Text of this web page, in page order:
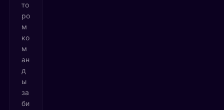
то
ро
м
ко
м
ан
д
ы
за
би